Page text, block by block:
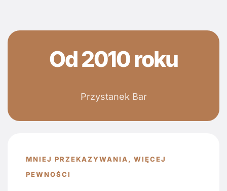
Od 2010 roku
Przystanek Bar
MNIEJ PRZEKAZYWANIA, WIĘCEJ
PEWNOŚCI